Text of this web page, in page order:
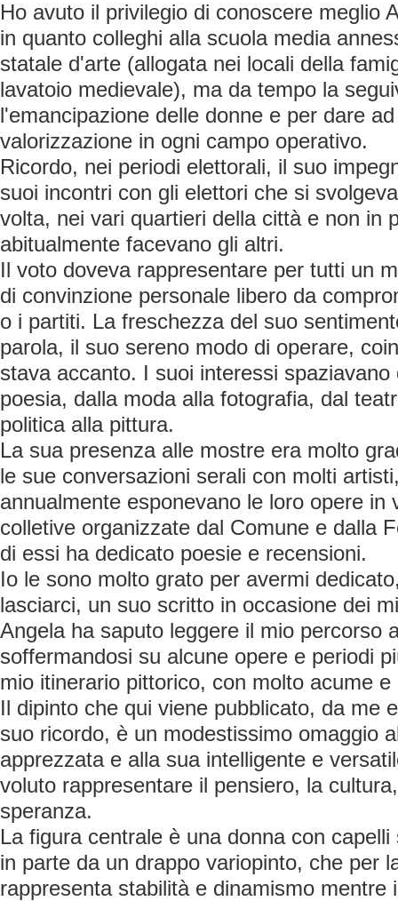
Ho avuto il privilegio di conoscere meglio
in quanto colleghi alla scuola media
statale d'arte (allogata nei locali della
lavatoio medievale), ma da tempo la
l'emancipazione delle donne e per dare
valorizzazione in ogni campo operativo.
Ricordo, nei periodi elettorali, il suo
suoi incontri con gli elettori che si
volta, nei vari quartieri della città e non in
abitualmente facevano gli altri.
Il voto doveva rappresentare per tutti un
di convinzione personale libero da
o i partiti. La freschezza del suo
parola, il suo sereno modo di operare,
stava accanto. I suoi interessi spaziavano
poesia, dalla moda alla fotografia, dal
politica alla pittura.
La sua presenza alle mostre era molto
le sue conversazioni serali con molti
annualmente esponevano le loro opere in
colletive organizzate dal Comune e dalla
di essi ha dedicato poesie e recensioni.
Io le sono molto grato per avermi
lasciarci, un suo scritto in occasione dei
Angela ha saputo leggere il mio percorso
soffermandosi su alcune opere e periodi
mio itinerario pittorico, con molto acume e
Il dipinto che qui viene pubblicato, da me
suo ricordo, è un modestissimo omaggio
apprezzata e alla sua intelligente e
voluto rappresentare il pensiero, la
speranza.
La figura centrale è una donna con
in parte da un drappo variopinto, che per
rappresenta stabilità e dinamismo mentre